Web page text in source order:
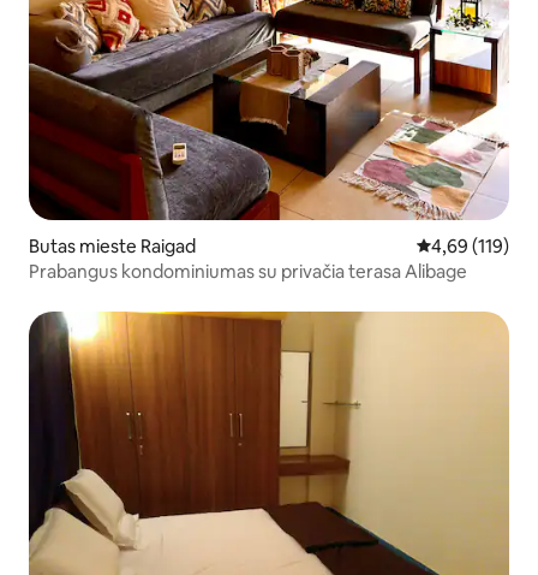
Butas mieste Raigad Vidutinis
4,69 (119)
Prabangus kondominiumas su privačia terasa Alibage